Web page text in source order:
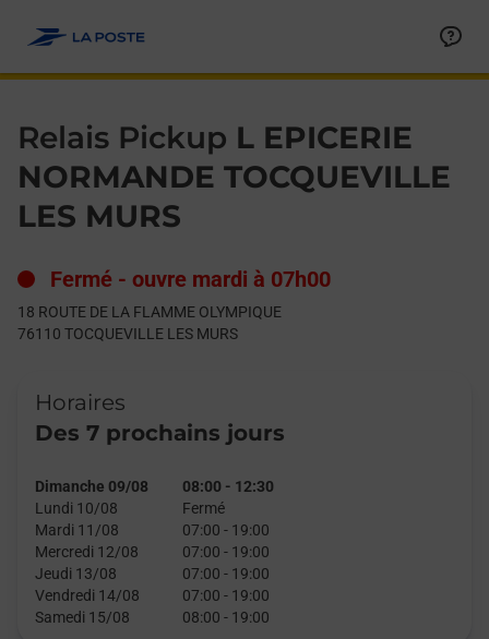
Relais Pickup L EPICERIE
NORMANDE TOCQUEVILLE
LES MURS
Fermé - ouvre mardi à 07h00
18 ROUTE DE LA FLAMME OLYMPIQUE
76110 TOCQUEVILLE LES MURS
Horaires
Des 7 prochains jours
Dimanche 09/08 08:00 - 12:30
Lundi 10/08
Fermé
Mardi 11/08
07:00 - 19:00
Mercredi 12/08
07:00 - 19:00
Jeudi 13/08
07:00 - 19:00
Vendredi 14/08
07:00 - 19:00
Samedi 15/08
08:00 - 19:00